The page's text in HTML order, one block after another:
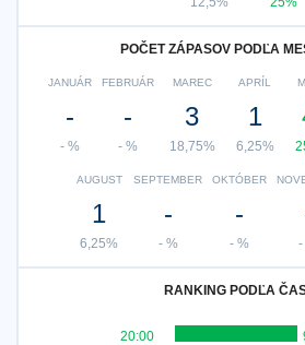
POČET ZÁPASOV PODĽA
JANUÁR
-
- %
FEBRUÁR
-
- %
MAREC
3
18,75%
APRÍL
1
6,25%
AUGUST
1
6,25%
SEPTEMBER
-
- %
OKTÓBER
-
- % -
RANKING PODĽA
20:00